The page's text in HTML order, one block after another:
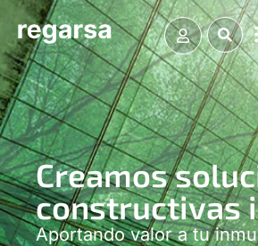
Creamos
constructivas
Aportando valor a tu